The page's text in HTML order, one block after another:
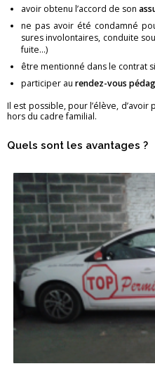
avoir ob­tenu l’ac­cord de son
ne pas avoir été condamné
sures in­vo­lon­taires, conduite
fuite…)
être men­tionné dans le contrat
par­ti­ci­per au ren­dez-vous
Il est pos­sible, pour l’élève,
hors du cadre fa­mi­lial.
Quels sont les avan­tages ?